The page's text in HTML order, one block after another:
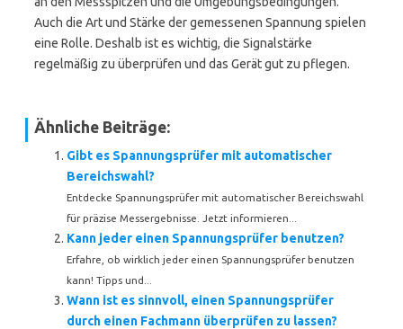
Auch die Art und Stärke der gemessenen Spannung spielen
eine Rolle. Deshalb ist es wichtig, die Signalstärke
regelmäßig zu überprüfen und das Gerät gut zu pflegen.
Ähnliche Beiträge:
Gibt es Spannungsprüfer mit automatischer
Bereichswahl?
Entdecke Spannungsprüfer mit automatischer Bereichswahl
für präzise Messergebnisse. Jetzt informieren...
Kann jeder einen Spannungsprüfer benutzen?
Erfahre, ob wirklich jeder einen Spannungsprüfer benutzen
kann! Tipps und...
Wann ist es sinnvoll, einen Spannungsprüfer
durch einen Fachmann überprüfen zu lassen?